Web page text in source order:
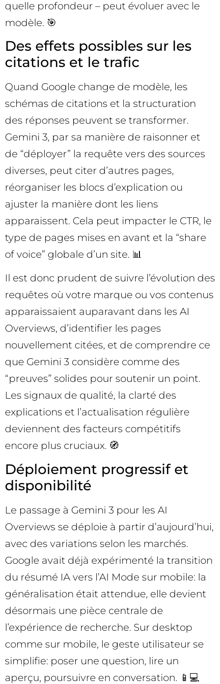
quelle profondeur – peut évoluer avec le
modèle. 🎯
Des effets possibles sur les
citations et le trafic
Quand Google change de modèle, les
schémas de citations et la structuration
des réponses peuvent se transformer.
Gemini 3, par sa manière de raisonner et
de “déployer” la requête vers des sources
diverses, peut citer d’autres pages,
réorganiser les blocs d’explication ou
ajuster la manière dont les liens
apparaissent. Cela peut impacter le CTR, le
type de pages mises en avant et la “share
of voice” globale d’un site. 📊
Il est donc prudent de suivre l’évolution des
requêtes où votre marque ou vos contenus
apparaissaient auparavant dans les AI
Overviews, d’identifier les pages
nouvellement citées, et de comprendre ce
que Gemini 3 considère comme des
“preuves” solides pour soutenir un point.
Les signaux de qualité, la clarté des
explications et l’actualisation régulière
deviennent des facteurs compétitifs
encore plus cruciaux. 🧭
Déploiement progressif et
disponibilité
Le passage à Gemini 3 pour les AI
Overviews se déploie à partir d’aujourd’hui,
avec des variations selon les marchés.
Google avait déjà expérimenté la transition
du résumé IA vers l’AI Mode sur mobile: la
généralisation était attendue, elle devient
désormais une pièce centrale de
l’expérience de recherche. Sur desktop
comme sur mobile, le geste utilisateur se
simplifie: poser une question, lire un
aperçu, poursuivre en conversation. 📱💻